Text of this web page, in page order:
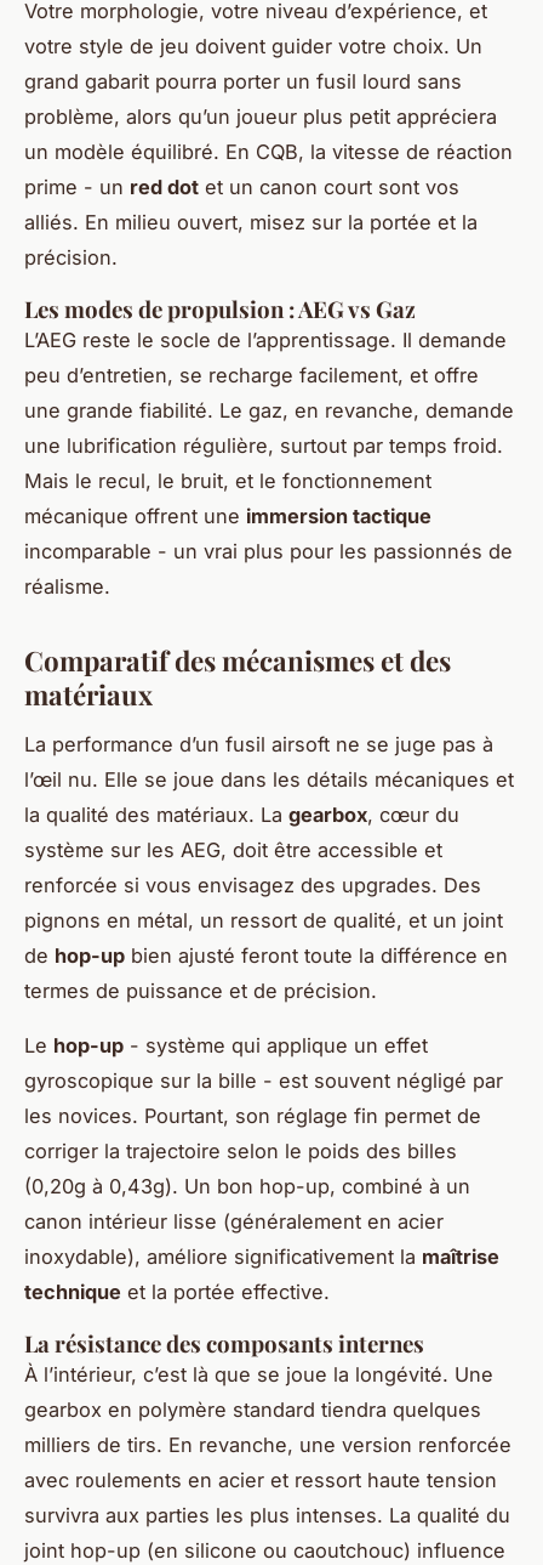
Votre morphologie, votre niveau d’expérience, et
votre style de jeu doivent guider votre choix. Un
grand gabarit pourra porter un fusil lourd sans
problème, alors qu’un joueur plus petit appréciera
un modèle équilibré. En CQB, la vitesse de réaction
prime - un red dot et un canon court sont vos
alliés. En milieu ouvert, misez sur la portée et la
précision.
Les modes de propulsion : AEG vs Gaz
L’AEG reste le socle de l’apprentissage. Il demande
peu d’entretien, se recharge facilement, et offre
une grande fiabilité. Le gaz, en revanche, demande
une lubrification régulière, surtout par temps froid.
Mais le recul, le bruit, et le fonctionnement
mécanique offrent une immersion tactique
incomparable - un vrai plus pour les passionnés de
réalisme.
Comparatif des mécanismes et des
matériaux
La performance d’un fusil airsoft ne se juge pas à
l’œil nu. Elle se joue dans les détails mécaniques et
la qualité des matériaux. La gearbox, cœur du
système sur les AEG, doit être accessible et
renforcée si vous envisagez des upgrades. Des
pignons en métal, un ressort de qualité, et un joint
de hop-up bien ajusté feront toute la différence en
termes de puissance et de précision.
Le hop-up - système qui applique un effet
gyroscopique sur la bille - est souvent négligé par
les novices. Pourtant, son réglage fin permet de
corriger la trajectoire selon le poids des billes
(0,20g à 0,43g). Un bon hop-up, combiné à un
canon intérieur lisse (généralement en acier
inoxydable), améliore significativement la maîtrise
technique et la portée effective.
La résistance des composants internes
À l’intérieur, c’est là que se joue la longévité. Une
gearbox en polymère standard tiendra quelques
milliers de tirs. En revanche, une version renforcée
avec roulements en acier et ressort haute tension
survivra aux parties les plus intenses. La qualité du
joint hop-up (en silicone ou caoutchouc) influence